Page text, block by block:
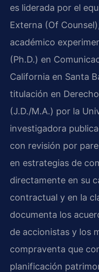
es liderada por el
Externa (Of
académico
(Ph.D.) en
California en Santa
titulación en
(J.D./M.A.) por la
investigadora
con revisión por
en estrategias de
directamente en su
contractual y en la
documenta los
de accionistas y los
compraventa que
planificación